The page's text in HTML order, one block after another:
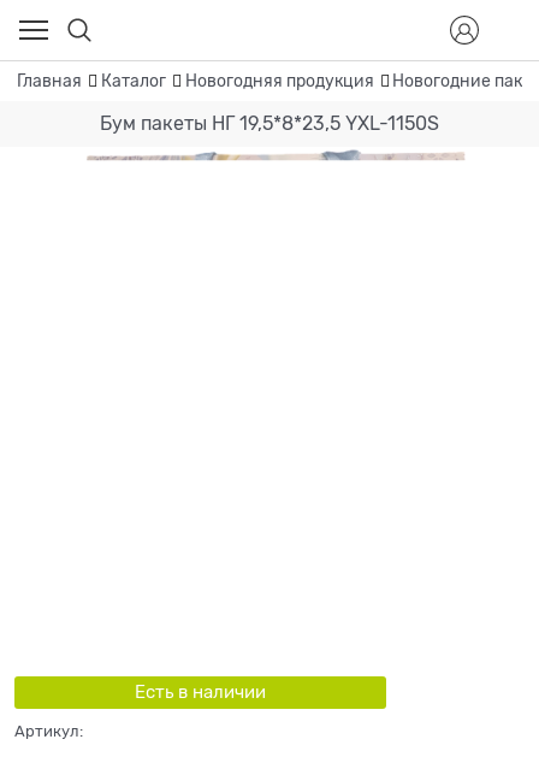
Главная Каталог Новогодняя продукция Новогодние
Бум пакеты НГ 19,5*8*23,5 YXL-1150S
Есть в наличии
Артикул: